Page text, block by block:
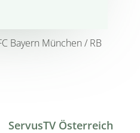
Bayern München / RB
ServusTV Österreich